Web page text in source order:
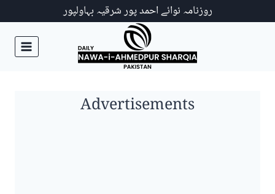
روزنامہ نوائے احمد پور شرقیہ بہاولپور
Advertisements